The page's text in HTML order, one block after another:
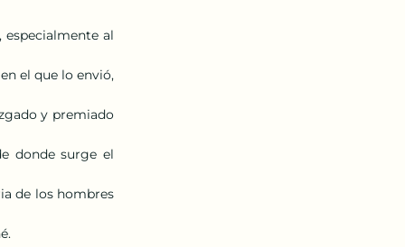
al
el que lo envió,
y premiado
donde surge el
de los hombres